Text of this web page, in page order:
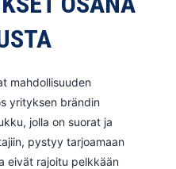
mahdollisuuden
yrityksen brändin
jolla on suorat ja
pystyy tarjoamaan
eivät rajoitu pelkkään